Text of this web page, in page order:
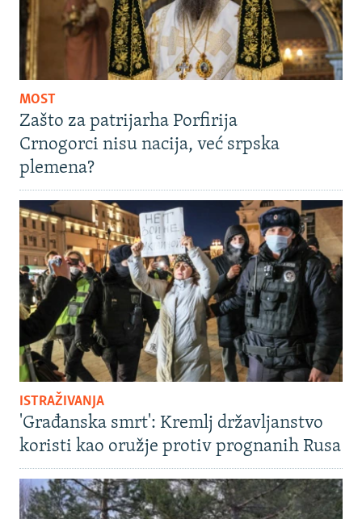
MOST
Zašto za patrijarha Porfirija
Crnogorci nisu nacija, već srpska
plemena?
ISTRAŽIVANJA
'Građanska smrt': Kremlj državljanstvo
koristi kao oružje protiv prognanih Rusa